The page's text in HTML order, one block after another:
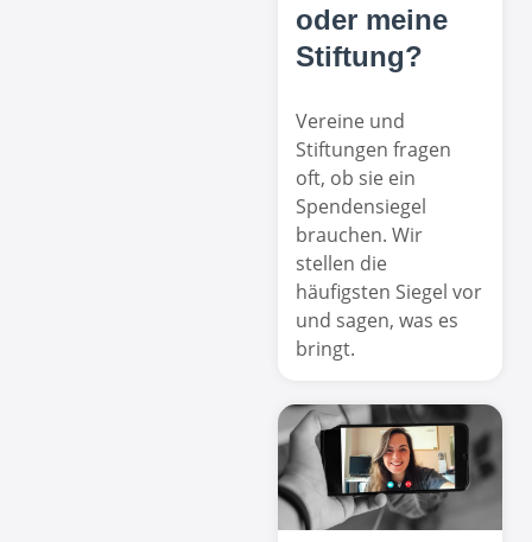
oder meine
Stiftung?
Vereine und
Stiftungen fragen
oft, ob sie ein
Spendensiegel
brauchen. Wir
stellen die
häufigsten Siegel vor
und sagen, was es
bringt.